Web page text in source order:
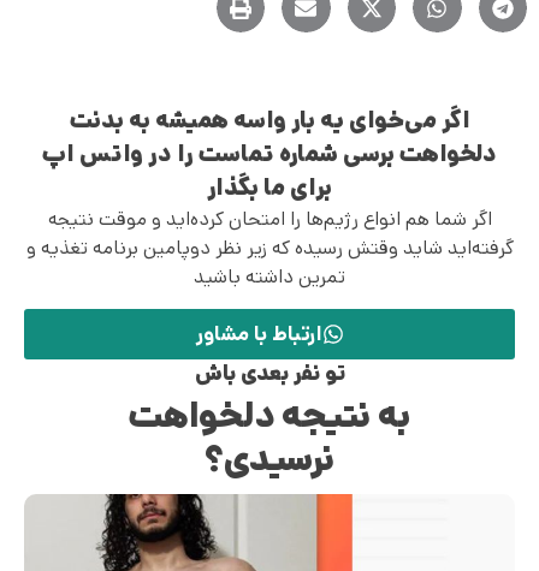
اگر می‌خوای یه بار واسه همیشه به بدنت
دلخواهت برسی شماره تماست را در واتس اپ
برای ما بگذار
اگر شما هم انواع رژیم‌ها را امتحان کرده‌اید و موقت نتیجه
گرفته‌اید شاید وقتش رسیده که زیر نظر دوپامین برنامه تغذیه و
تمرین داشته باشید
ارتباط با مشاور
تو نفر بعدی باش
به نتیجه دلخواهت
نرسیدی؟